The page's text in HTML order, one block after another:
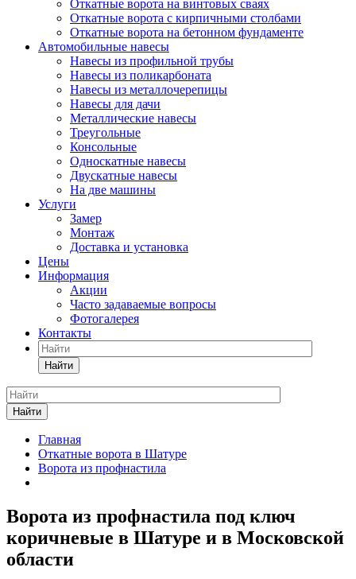
Откатные ворота на винтовых сваях
Откатные ворота с кирпичными столбами
Откатные ворота на бетонном фундаменте
Автомобильные навесы
Навесы из профильной трубы
Навесы из поликарбоната
Навесы из металлочерепицы
Навесы для дачи
Металлические навесы
Треугольные
Консольные
Односкатные навесы
Двускатные навесы
На две машины
Услуги
Замер
Монтаж
Доставка и установка
Цены
Информация
Акции
Часто задаваемые вопросы
Фотогалерея
Контакты
Найти
Найти
Главная
Откатные ворота в Шатуре
Ворота из профнастила
Ворота из профнастила под ключ
коричневые в Шатуре и в Московской
области